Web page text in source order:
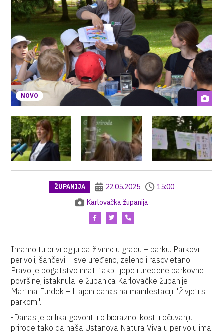
NOVO
ŽUPANIJA 22.05.2025
15:00
Karlovačka županija
Imamo tu privilegiju da živimo u gradu – parku. Parkovi,
perivoji, šančevi – sve uređeno, zeleno i rascvjetano.
Pravo je bogatstvo imati tako lijepe i uređene parkovne
površine, istaknula je županica Karlovačke županije
Martina Furdek – Hajdin danas na manifestaciji "Živjeti s
parkom".
-Danas je prilika govoriti i o bioraznolikosti i očuvanju
prirode tako da naša Ustanova Natura Viva u perivoju ima